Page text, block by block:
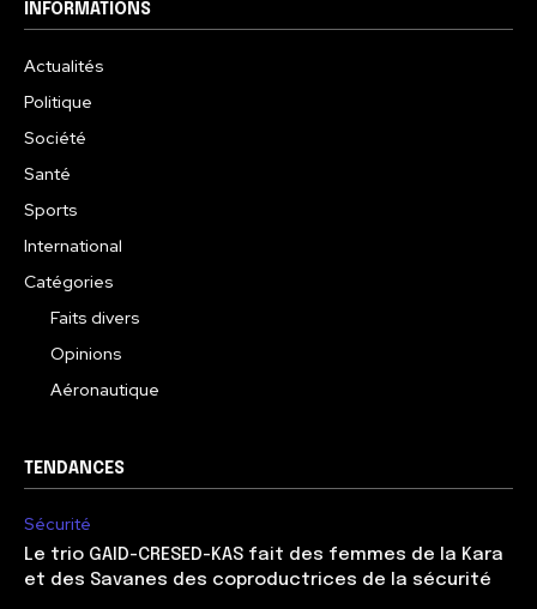
INFORMATIONS
Actualités
Politique
Société
Santé
Sports
International
Catégories
Faits divers
Opinions
Aéronautique
TENDANCES
Sécurité
Le trio GAID-CRESED-KAS fait des femmes de la Kara
et des Savanes des coproductrices de la sécurité